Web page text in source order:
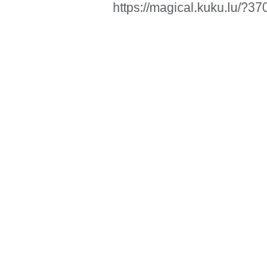
https://magical.kuku.lu/